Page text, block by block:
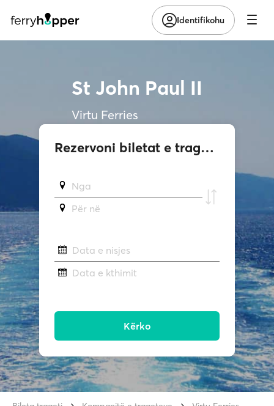
Identifikohu
St John Paul II
Virtu Ferries
Rezervoni biletat e tragetit
Nga
Për në
Data e nisjes
Data e kthimit
Kërko